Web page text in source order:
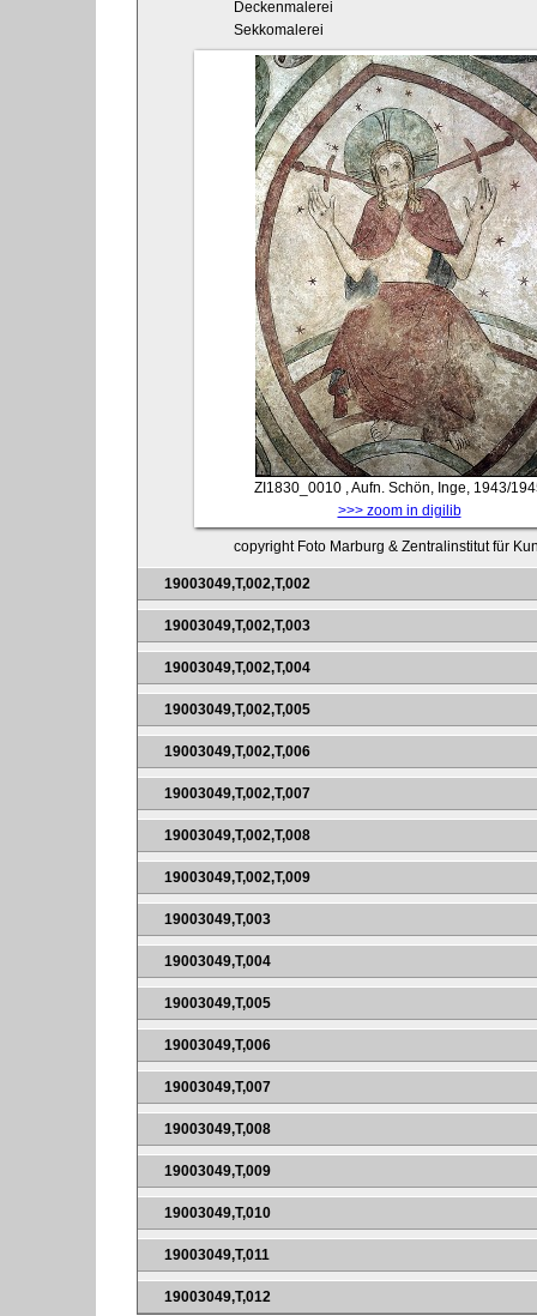
Deckenmalerei
Sekkomalerei
ZI1830_0010 , Aufn. Schön, Inge, 1943/
>>> zoom in digilib
copyright Foto Marburg & Zentralinstitut für
19003049,T,002,T,002
19003049,T,002,T,003
19003049,T,002,T,004
19003049,T,002,T,005
19003049,T,002,T,006
19003049,T,002,T,007
19003049,T,002,T,008
19003049,T,002,T,009
19003049,T,003
19003049,T,004
19003049,T,005
19003049,T,006
19003049,T,007
19003049,T,008
19003049,T,009
19003049,T,010
19003049,T,011
19003049,T,012